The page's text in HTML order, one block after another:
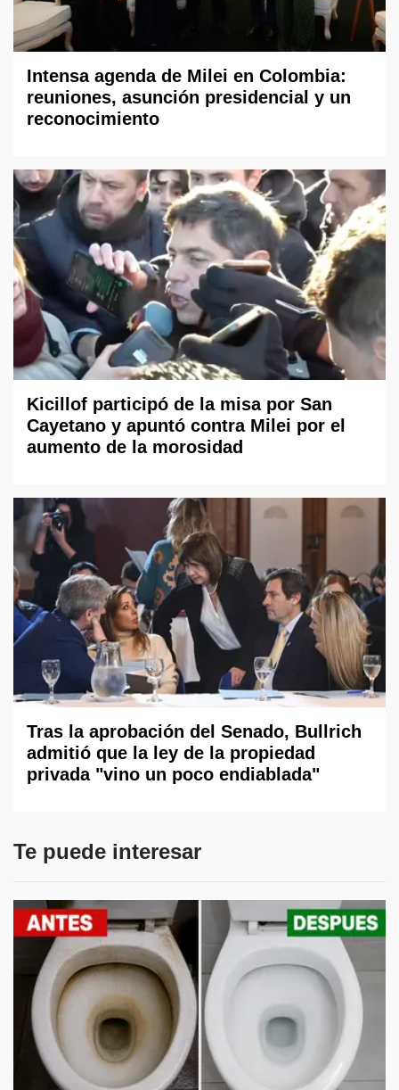
Intensa agenda de Milei en Colombia:
reuniones, asunción presidencial y un
reconocimiento
Kicillof participó de la misa por San
Cayetano y apuntó contra Milei por el
aumento de la morosidad
Tras la aprobación del Senado, Bullrich
admitió que la ley de la propiedad
privada "vino un poco endiablada"
Te puede interesar